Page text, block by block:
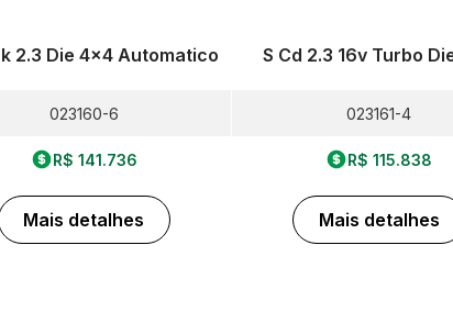
2.3 Die 4x4 Automatico
023160-6
R$ 141.736
Mais detalhes
S Cd 2.3 16v Turbo
023161-4
R$ 115.838
Mais detalhes